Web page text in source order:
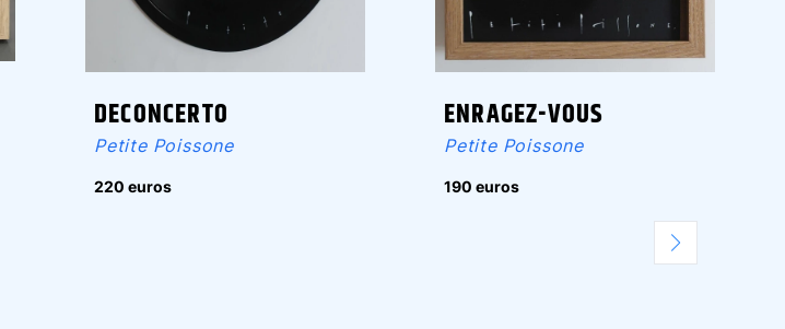
DECONCERTO
Petite Poissone
220 euros
ENRAGEZ-VOUS
Petite Poissone
190 euros